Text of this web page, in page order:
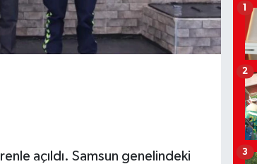
açıldı. Samsun genelindeki
1
2
3